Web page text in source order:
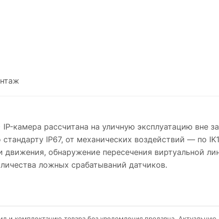
камера рассчитана на уличную эксплуатацию вне
IP67, от механических воздействий — по
обнаружение пересечения виртуальной
ложных срабатываний датчиков.